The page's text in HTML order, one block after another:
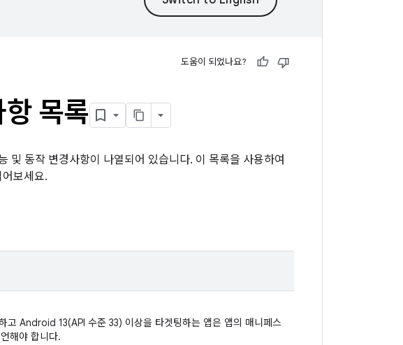
도움이 되었나요?
목록
및 동작 변경사항이 나열되어 있습니다. 이 목록을 사용하여
보세요.
Android 13(API 수준 33) 이상을 타겟팅하는 앱은 앱의 매니페스
해야 합니다.